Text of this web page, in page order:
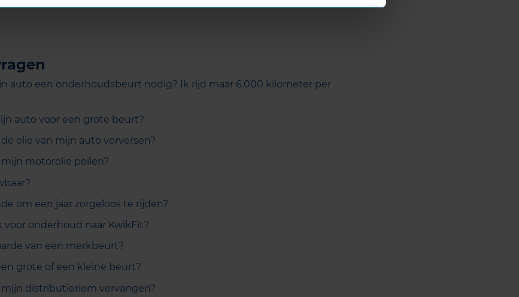
auto een onderhoudsbeurt nodig? Ik rijd maar 6.000 kilometer per
auto voor een grote beurt?
olie van mijn auto verversen?
motorolie peilen?
om een jaar zorgeloos te rijden?
voor onderhoud naar KwikFit?
van een merkbeurt?
grote of een kleine beurt?
distributieriem vervangen?